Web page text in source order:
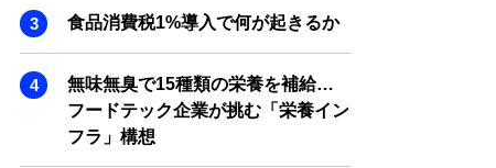
食品消費税1%導入で何が起きるか
無味無臭で15種類の栄養を補給…
フードテック企業が挑む「栄養イン
フラ」構想
REAL ESTATE BROKERAGE JOURNAL
SMART MARKETING JOURNAL
BPaaS JOURNAL
ADOPTABLE DOG JOURNAL